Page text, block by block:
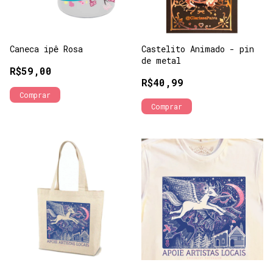
Caneca ipê Rosa
R$59,00
Comprar
Castelito Animado - pin
de metal
R$40,99